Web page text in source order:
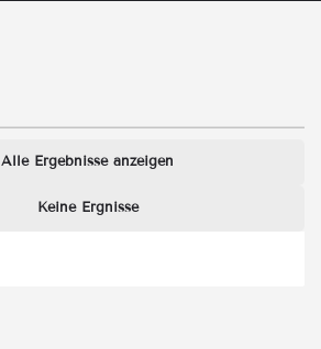
Alle Ergebnisse anzeigen
Keine Ergnisse